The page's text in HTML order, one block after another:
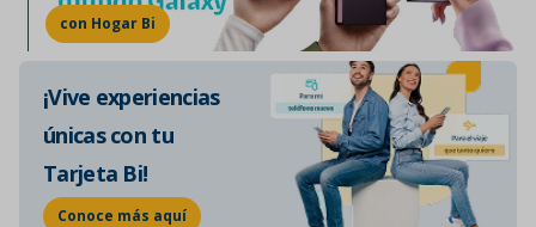
con Hogar Bi
¡Vive experiencias
únicas con tu
Tarjeta Bi!
Conoce más aquí